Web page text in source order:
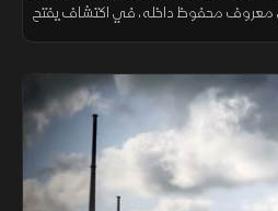
معروف محفوظ داخله، في اكتشاف يفتح